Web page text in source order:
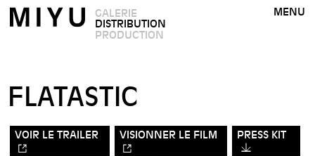
GALERIE
DISTRIBUTION
PRODUCTION
MENU
FLATASTIC
VOIR LE TRAILER VISIONNER LE FILM PRESS KIT